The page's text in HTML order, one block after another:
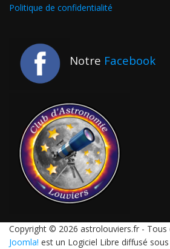
Politique de confidentialité
Notre Facebook
Copyright © 2026 astrolouviers.fr - Tous
Joomla! est un Logiciel Libre diffusé